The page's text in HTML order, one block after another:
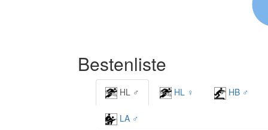
Bestenliste
HL ♂ HL ♀ HB ♂
LA ♂